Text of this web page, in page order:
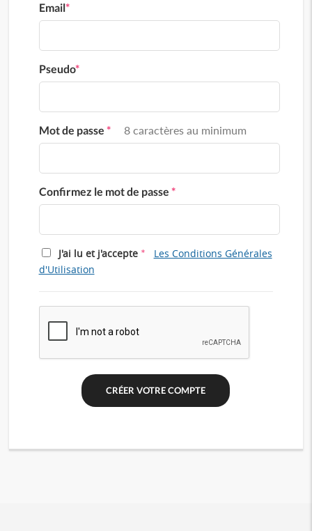
Email*
Pseudo*
Mot de passe * 8 caractères au minimum
Confirmez le mot de passe *
J'ai lu et j'accepte *
Les Conditions Générales
d'Utilisation